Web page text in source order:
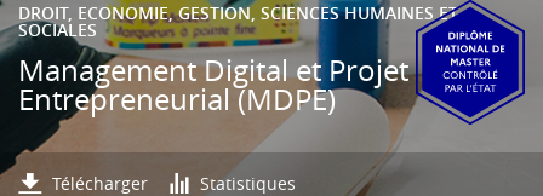
DROIT, ECONOMIE, GESTION, SCIENCES HUMAINES ET
SOCIALES
Management Digital et Projet
Entrepreneurial (MDPE)
Télécharger Statistiques